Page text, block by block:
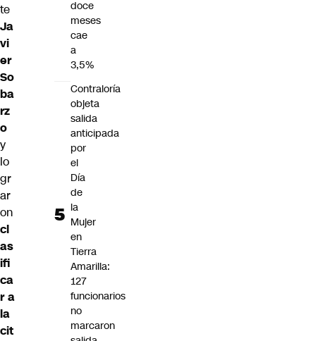
te
Ja
vi
er
So
ba
rz
o
y
lo
gr
ar
on
cl
as
ifi
ca
r a
la
cit
doce
meses
cae
a
3,5%
Contraloría
objeta
salida
anticipada
por
el
Día
de
la
Mujer
en
Tierra
Amarilla:
127
funcionarios
no
marcaron